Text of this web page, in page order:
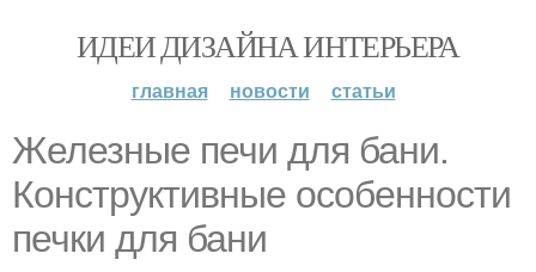
ИДЕИ ДИЗАЙНА ИНТЕРЬЕРА
главная новости статьи
Железные печи для бани.
Конструктивные особенности
печки для бани